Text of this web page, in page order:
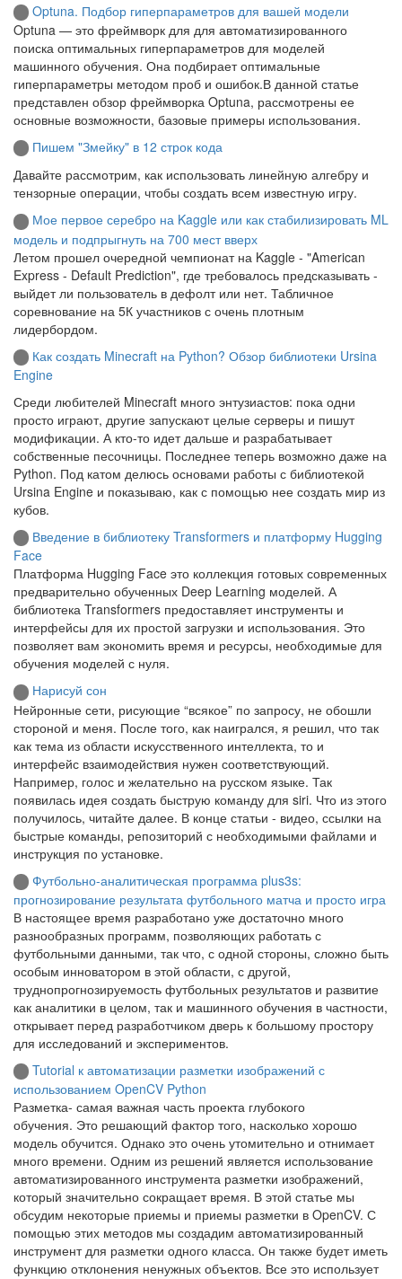
Optuna. Подбор гиперпараметров для вашей модели
Optuna — это фреймворк для для автоматизированного
поиска оптимальных гиперпараметров для моделей
машинного обучения. Она подбирает оптимальные
гиперпараметры методом проб и ошибок.В данной статье
представлен обзор фреймворка Optuna, рассмотрены ее
основные возможности, базовые примеры использования.
Пишем "Змейку" в 12 строк кода
Давайте рассмотрим, как использовать линейную алгебру и
тензорные операции, чтобы создать всем известную игру.
Мое первое серебро на Kaggle или как стабилизировать ML
модель и подпрыгнуть на 700 мест вверх
Летом прошел очередной чемпионат на Kaggle - "American
Express - Default Prediction", где требовалось предсказывать -
выйдет ли пользователь в дефолт или нет. Табличное
соревнование на 5К участников с очень плотным
лидербордом.
Как создать Minecraft на Python? Обзор библиотеки Ursina
Engine
Среди любителей Minecraft много энтузиастов: пока одни
просто играют, другие запускают целые серверы и пишут
модификации. А кто-то идет дальше и разрабатывает
собственные песочницы. Последнее теперь возможно даже на
Python. Под катом делюсь основами работы с библиотекой
Ursina Engine и показываю, как с помощью нее создать мир из
кубов.
Введение в библиотеку Transformers и платформу Hugging
Face
Платформа Hugging Face это коллекция готовых современных
предварительно обученных Deep Learning моделей. А
библиотека Transformers предоставляет инструменты и
интерфейсы для их простой загрузки и использования. Это
позволяет вам экономить время и ресурсы, необходимые для
обучения моделей с нуля.
Нарисуй сон
Нейронные сети, рисующие “всякое” по запросу, не обошли
стороной и меня. После того, как наигрался, я решил, что так
как тема из области искусственного интеллекта, то и
интерфейс взаимодействия нужен соответствующий.
Например, голос и желательно на русском языке. Так
появилась идея создать быструю команду для siri. Что из этого
получилось, читайте далее. В конце статьи - видео, ссылки на
быстрые команды, репозиторий с необходимыми файлами и
инструкция по установке.
Футбольно-аналитическая программа plus3s:
прогнозирование результата футбольного матча и просто игра
В настоящее время разработано уже достаточно много
разнообразных программ, позволяющих работать с
футбольными данными, так что, с одной стороны, сложно быть
особым инноватором в этой области, с другой,
труднопрогнозируемость футбольных результатов и развитие
как аналитики в целом, так и машинного обучения в частности,
открывает перед разработчиком дверь к большому простору
для исследований и экспериментов.
Tutorial к автоматизации разметки изображений с
использованием OpenCV Python
Разметка- самая важная часть проекта глубокого
обучения. Это решающий фактор того, насколько хорошо
модель обучится. Однако это очень утомительно и отнимает
много времени. Одним из решений является использование
автоматизированного инструмента разметки изображений,
который значительно сокращает время. В этой статье мы
обсудим некоторые приемы и приемы разметки в OpenCV. С
помощью этих методов мы создадим автоматизированный
инструмент для разметки одного класса. Он также будет иметь
функцию отклонения ненужных объектов. Все это использует